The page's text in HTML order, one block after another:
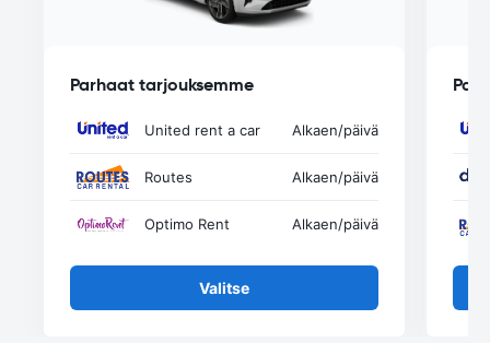
Parhaat tarjouksemme
United rent a car Alkaen/päivä
Routes Alkaen/päivä
Optimo Rent Alkaen/päivä
Valitse